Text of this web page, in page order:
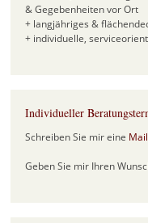
& Gegebenheiten vor Ort
+ langjähriges &
+ individuelle,
Individueller
Schreiben Sie mir eine Mail
Geben Sie mir Ihren